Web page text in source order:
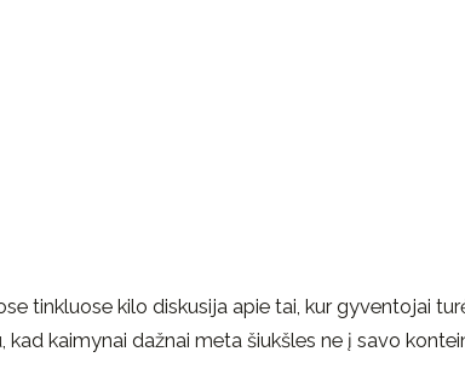
tinkluose kilo diskusija apie tai, kur gyventojai
kad kaimynai dažnai meta šiukšles ne į savo